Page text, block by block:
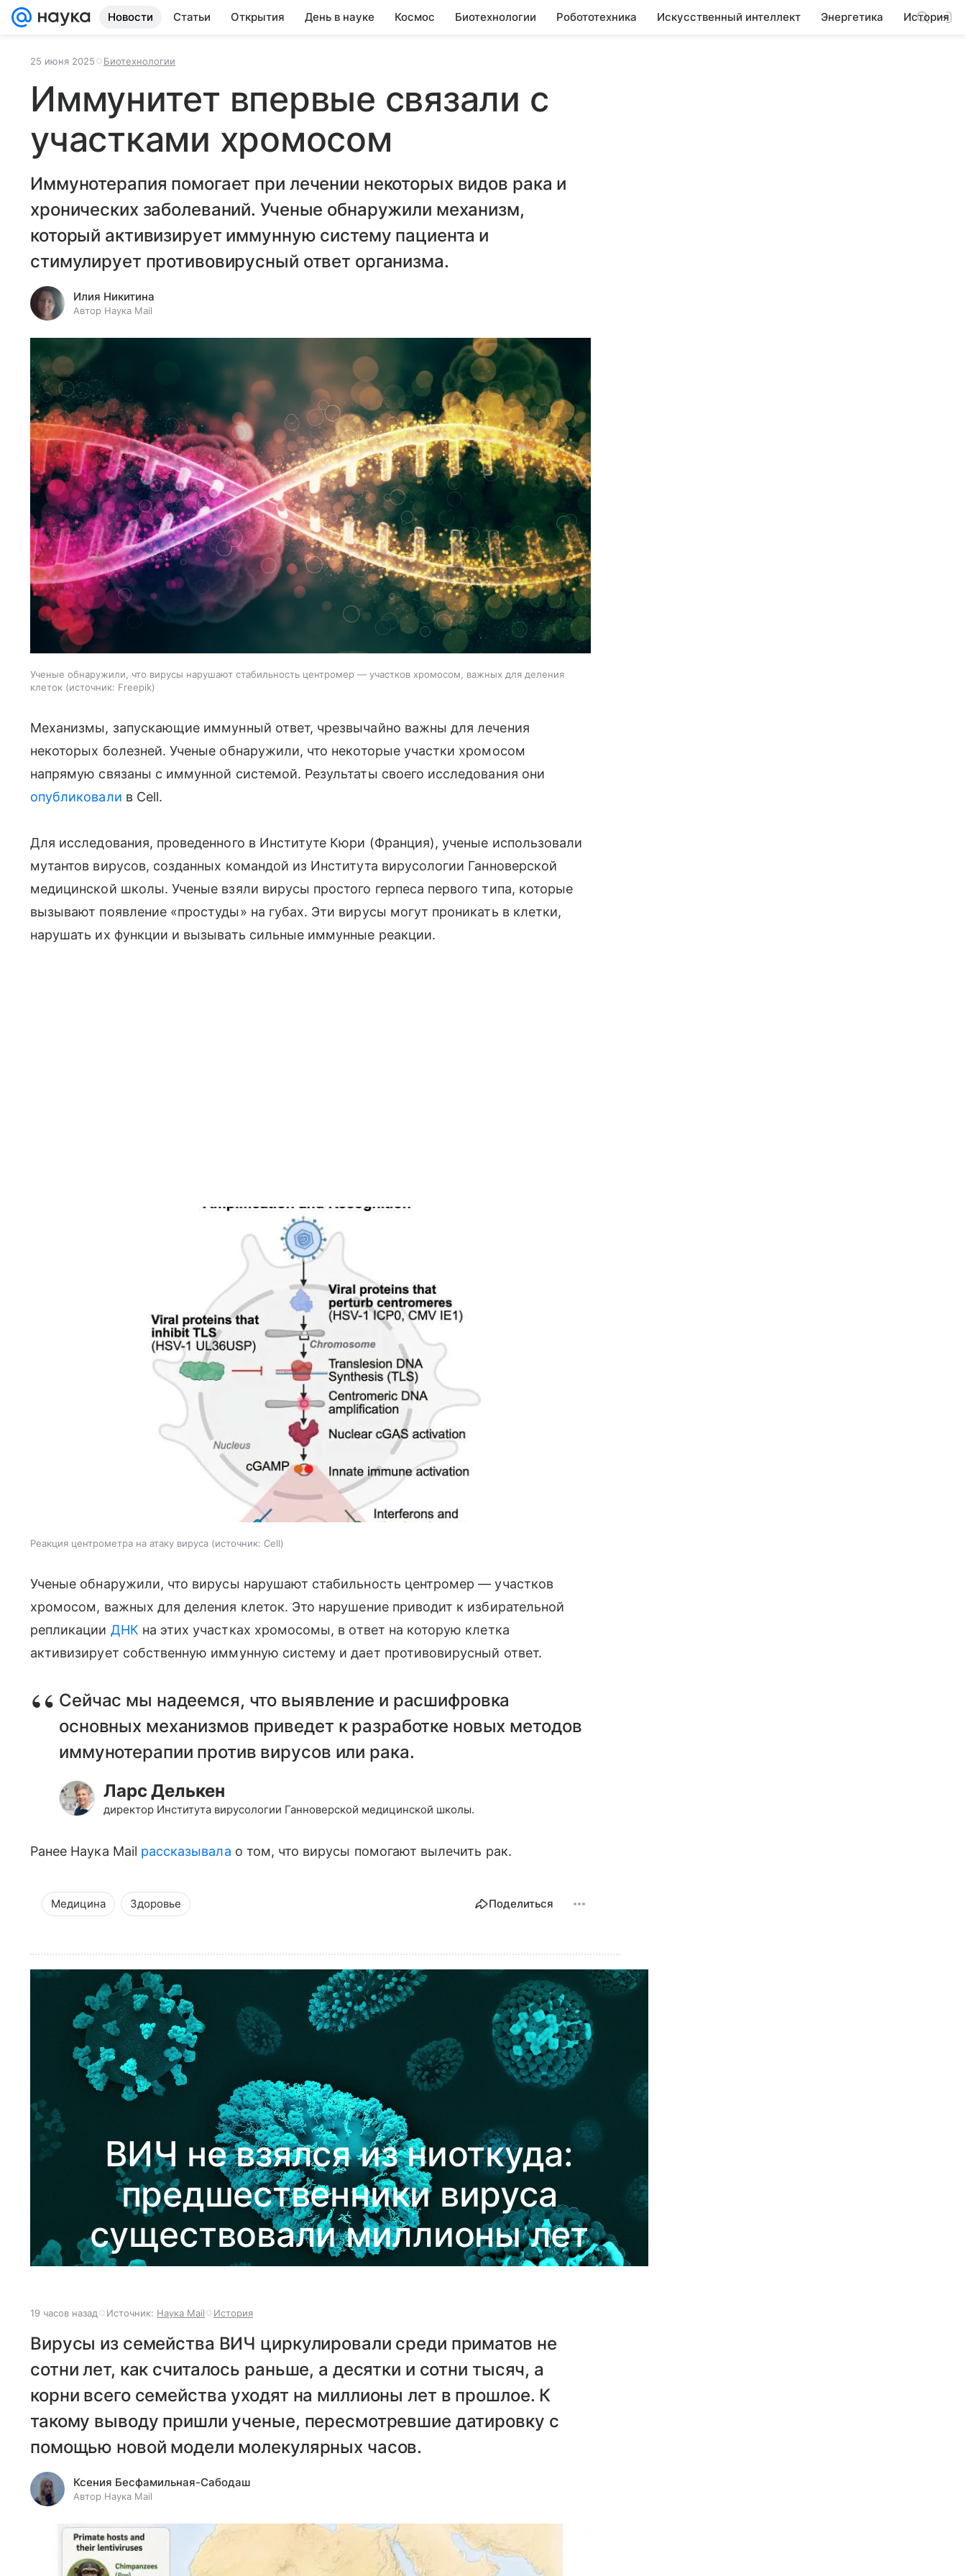
Новости Статьи Открытия День в науке Космос Биотехнологии Робототехника Искусственный интеллект Энергетика История
25 июня 2025 Биотехнологии
Иммунитет впервые связали с
участками хромосом
Иммунотерапия помогает при лечении некоторых видов рака и
хронических заболеваний. Ученые обнаружили механизм,
который активизирует иммунную систему пациента и
стимулирует противовирусный ответ организма.
Илия Никитина
Автор Наука Mail
Ученые обнаружили, что вирусы нарушают стабильность центромер — участков хромосом, важных для деления
клеток
источник: Freepik
Механизмы, запускающие иммунный ответ, чрезвычайно важны для лечения
некоторых болезней. Ученые обнаружили, что некоторые участки хромосом
напрямую связаны с иммунной системой. Результаты своего исследования они
опубликовали в Cell.
Для исследования, проведенного в Институте Кюри (Франция), ученые использовали
мутантов вирусов, созданных командой из Института вирусологии Ганноверской
медицинской школы. Ученые взяли вирусы простого герпеса первого типа, которые
вызывают появление «простуды» на губах. Эти вирусы могут проникать в клетки,
нарушать их функции и вызывать сильные иммунные реакции.
Реакция центрометра на атаку вируса источник: Cell
Ученые обнаружили, что вирусы нарушают стабильность центромер — участков
хромосом, важных для деления клеток. Это нарушение приводит к избирательной
репликации ДНК на этих участках хромосомы, в ответ на которую клетка
активизирует собственную иммунную систему и дает противовирусный ответ.
Сейчас мы надеемся, что выявление и расшифровка
основных механизмов приведет к разработке новых методов
иммунотерапии против вирусов или рака.
Ларс Делькен
директор Института вирусологии Ганноверской медицинской школы.
Ранее Наука Mail рассказывала о том, что вирусы помогают вылечить рак.
Медицина Здоровье Поделиться
ВИЧ не взялся из ниоткуда:
предшественники вируса
существовали миллионы лет
19 часов назад Источник: Наука Mail История
Вирусы из семейства ВИЧ циркулировали среди приматов не
сотни лет, как считалось раньше, а десятки и сотни тысяч, а
корни всего семейства уходят на миллионы лет в прошлое. К
такому выводу пришли ученые, пересмотревшие датировку с
помощью новой модели молекулярных часов.
Ксения Бесфамильная-Сабодаш
Автор Наука Mail